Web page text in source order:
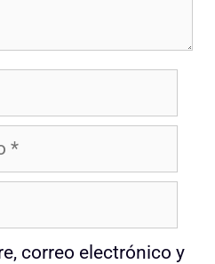
correo electrónico y